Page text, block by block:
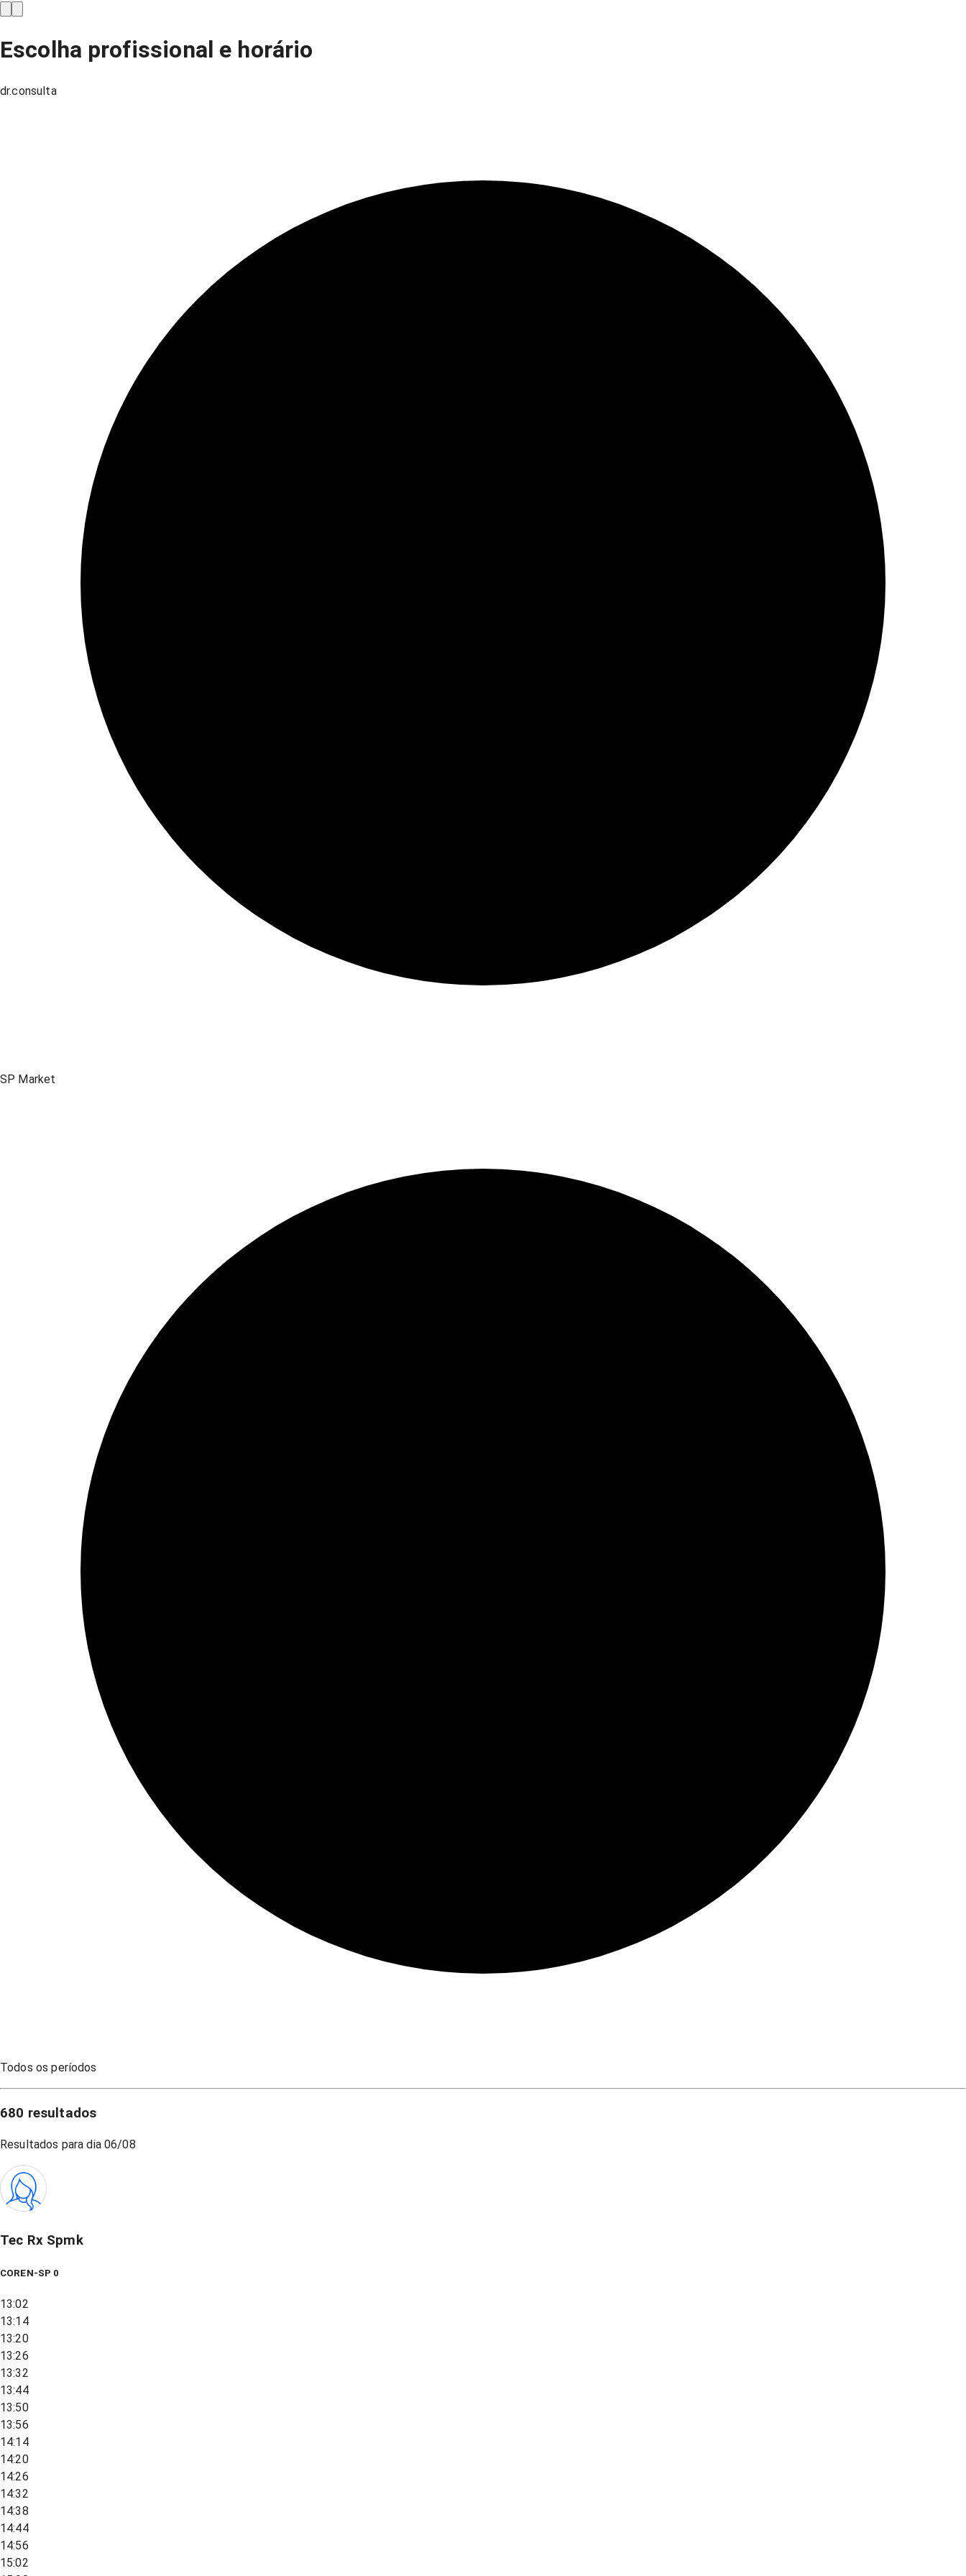
Escolha profissional e horário
dr.consulta
SP Market
Todos os períodos
680 resultados
Resultados para dia 06/08
Tec Rx Spmk
COREN-SP 0
13:02
13:14
13:20
13:26
13:32
13:44
13:50
13:56
14:14
14:20
14:26
14:32
14:38
14:44
14:56
15:02